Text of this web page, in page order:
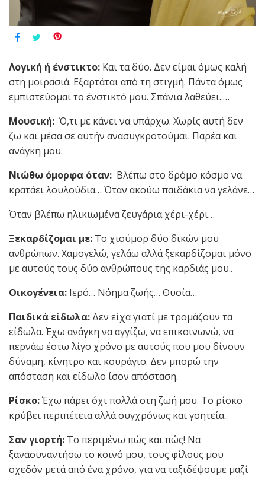
Λογική ή ένστικτο: Και τα δύο. Δεν είμαι όμως καλή
στη μοιρασιά. Εξαρτάται από τη στιγμή. Πάντα όμως
εμπιστεύομαι το ένστικτό μου. Σπάνια λαθεύει..…
Μουσική: Ό,τι με κάνει να υπάρχω. Χωρίς αυτή δεν
ζω και μέσα σε αυτήν ανασυγκροτούμαι. Παρέα και
ανάγκη μου.
Νιώθω όμορφα όταν: Βλέπω στο δρόμο κόσμο να
κρατάει λουλούδια… Όταν ακούω παιδάκια να γελάνε…
Όταν βλέπω ηλικιωμένα ζευγάρια χέρι-χέρι…
Ξεκαρδίζομαι με: Το χιούμορ δύο δικών μου
ανθρώπων. Χαμογελώ, γελάω αλλά ξεκαρδίζομαι μόνο
με αυτούς τους δύο ανθρώπους της καρδιάς μου..
Οικογένεια: Ιερό… Νόημα ζωής… Θυσία…
Παιδικά είδωλα: Δεν είχα γιατί με τρομάζουν τα
είδωλα. Έχω ανάγκη να αγγίζω, να επικοινωνώ, να
περνάω έστω λίγο χρόνο με αυτούς που μου δίνουν
δύναμη, κίνητρο και κουράγιο. Δεν μπορώ την
απόσταση και είδωλο ίσον απόσταση.
Ρίσκο:Έχω πάρει όχι πολλά στη ζωή μου. Το ρίσκο
κρύβει περιπέτεια αλλά συγχρόνως και γοητεία..
Σαν γιορτή: Το περιμένω πώς και πώς! Να
ξανασυναντήσω το κοινό μου, τους φίλους μου
σχεδόν μετά από ένα χρόνο, για να ταξιδέψουμε μαζί